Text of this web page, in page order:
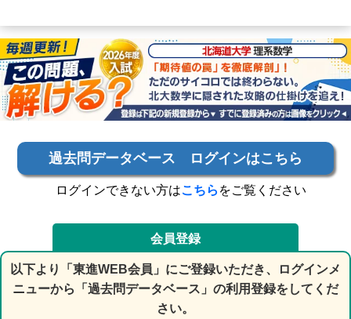
過去問データベース ログインはこちら
ログインできない方はこちら をご覧ください
会員登録
以下より「東進WEB会員」にご登録いただき、ログインメ
ニューから「過去問データベース」の利用登録をしてくだ
さい。